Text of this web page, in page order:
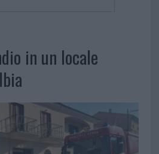
in un locale